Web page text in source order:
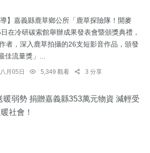
】嘉義縣鹿草鄉公所「鹿草探險隊！開麥
在冷研碳索館舉辦成果發表會暨頒獎典禮，
者，深入鹿草拍攝的26支短影音作品，頒發
佳流量獎」...
月05日 5,349 觀看 3 分享